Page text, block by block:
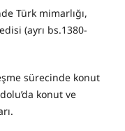
Türk mimarlığı,
(ayrı bs.1380-
sürecinde konut
konut ve